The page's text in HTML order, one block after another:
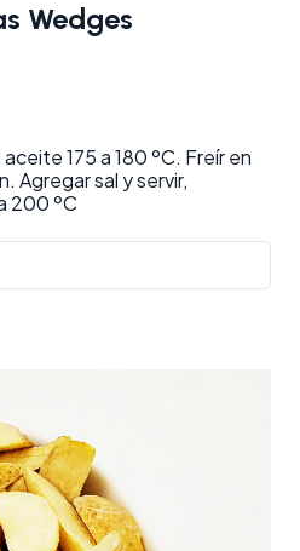
Wedges
175 a 180 ºC. Freír en
Agregar sal y servir,
200 ºC